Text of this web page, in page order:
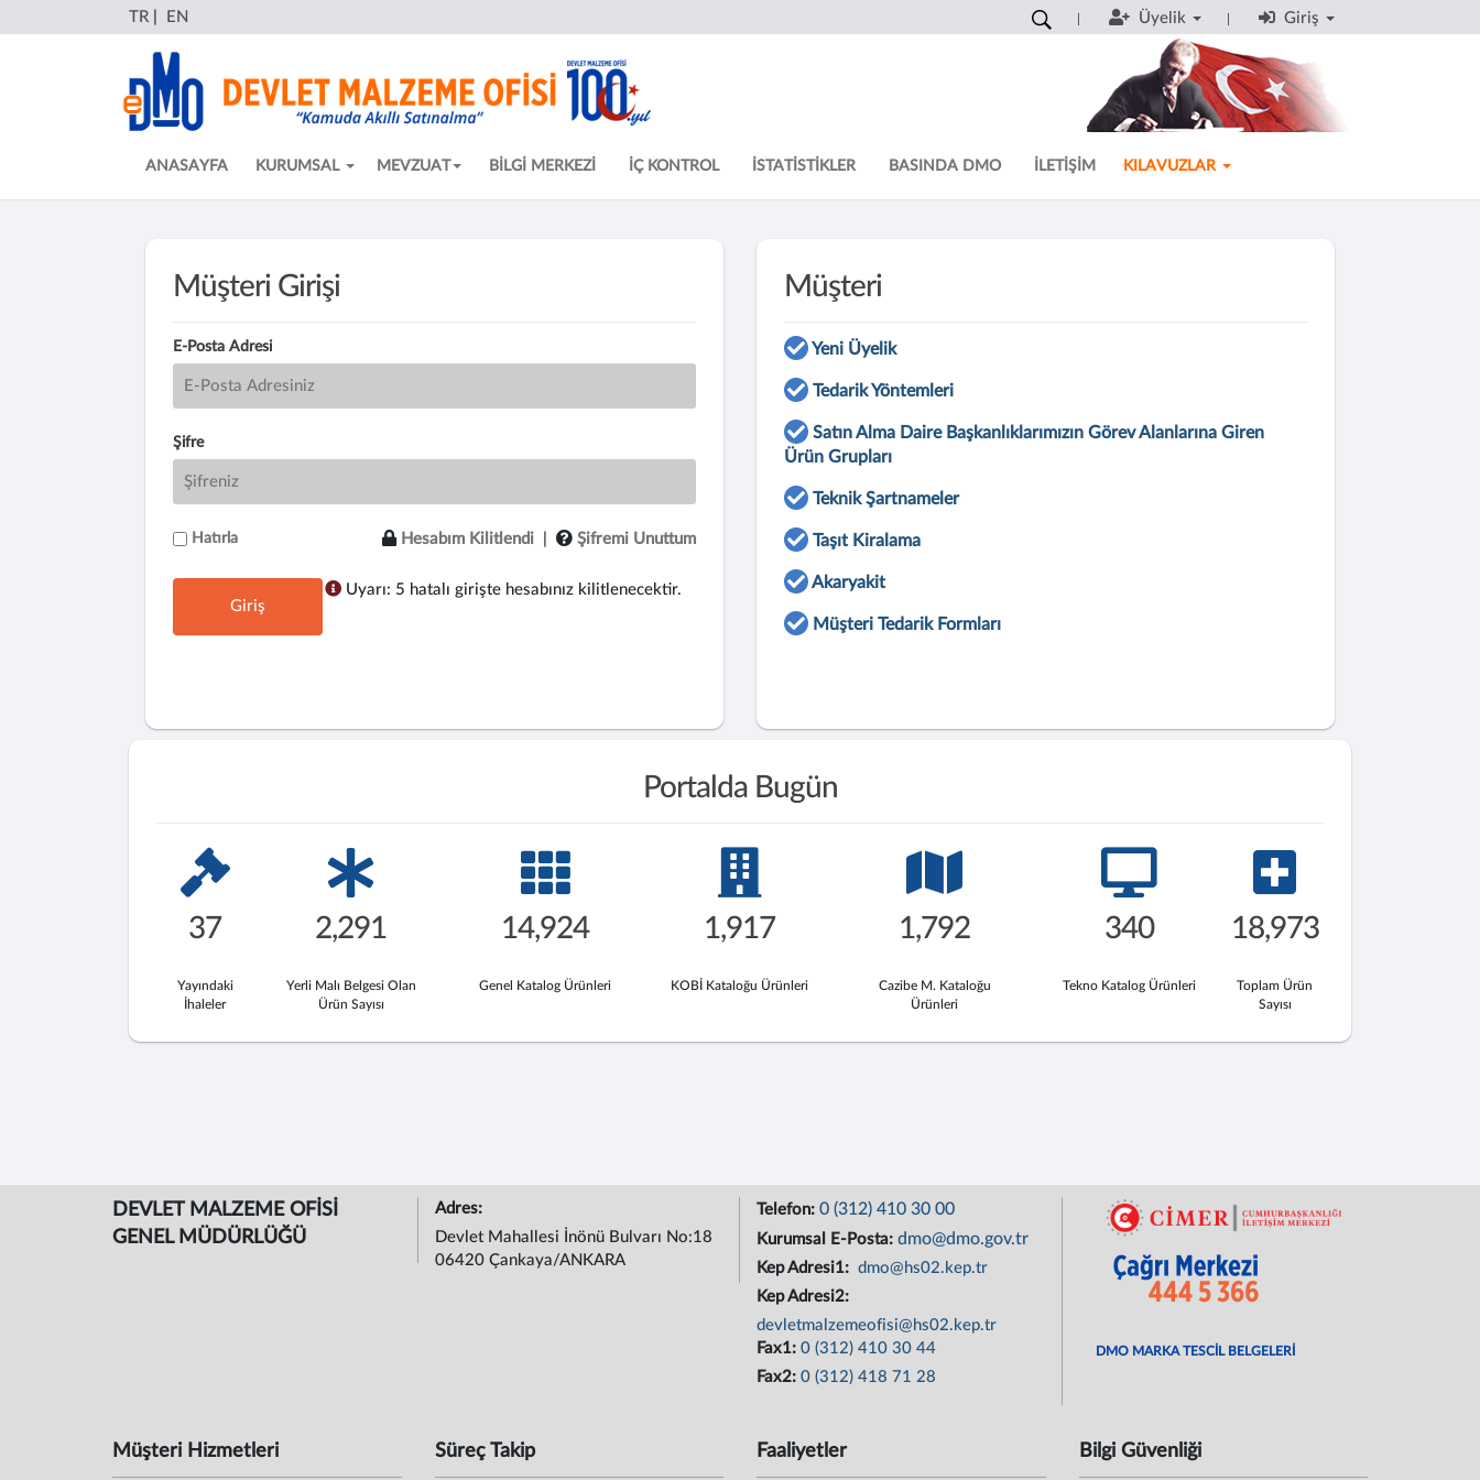
TR EN Üyelik Giriş
ANASAYFA KURUMSAL MEVZUAT BİLGİ MERKEZİ İÇ KONTROL İSTATİSTİKLER BASINDA DMO İLETİŞİM KILAVUZLAR
Müşteri Girişi
E-Posta Adresi
Şifre
Hatırla Hesabım Kilitlendi Şifremi Unuttum
Giriş
Uyarı: 5 hatalı girişte hesabınız kilitlenecektir.
Müşteri
Yeni Üyelik
Tedarik Yöntemleri
Satın Alma Daire Başkanlıklarımızın Görev Alanlarına Giren
Ürün Grupları
Teknik Şartnameler
Taşıt Kiralama
Akaryakit
Müşteri Tedarik Formları
Portalda Bugün
37
Yayındaki
İhaleler
2,291
Yerli Malı Belgesi Olan
Ürün Sayısı
14,924
Genel Katalog Ürünleri
1,917
KOBİ Kataloğu Ürünleri
1,792
Cazibe M. Kataloğu
Ürünleri
340
Tekno Katalog Ürünleri
18,973
Toplam Ürün
Sayısı
DEVLET MALZEME OFİSİ
GENEL MÜDÜRLÜĞÜ
Adres:
Devlet Mahallesi İnönü Bulvarı No:18
06420 Çankaya/ANKARA
Telefon: 0 (312) 410 30 00
Kurumsal E-Posta: dmo@dmo.gov.tr
Kep Adresi1: dmo@hs02.kep.tr
Kep Adresi2:
devletmalzemeofisi@hs02.kep.tr
Fax1: 0 (312) 410 30 44
Fax2: 0 (312) 418 71 28
DMO MARKA TESCİL BELGELERİ
Müşteri Hizmetleri Süreç Takip Faaliyetler Bilgi Güvenliği